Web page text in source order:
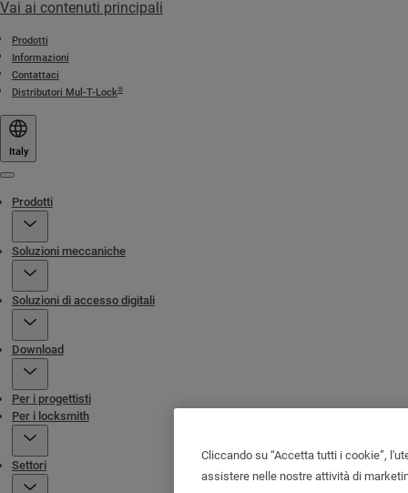
Vai ai contenuti principali
Prodotti
Informazioni
Contattaci
Distributori Mul-T-Lock®
Italy
Prodotti
Soluzioni meccaniche
Soluzioni di accesso digitali
Download
Per i progettisti
Per i locksmith
Settori
Cliccando su “Accetta tutti i cookie”,
assistere nelle nostre attività di